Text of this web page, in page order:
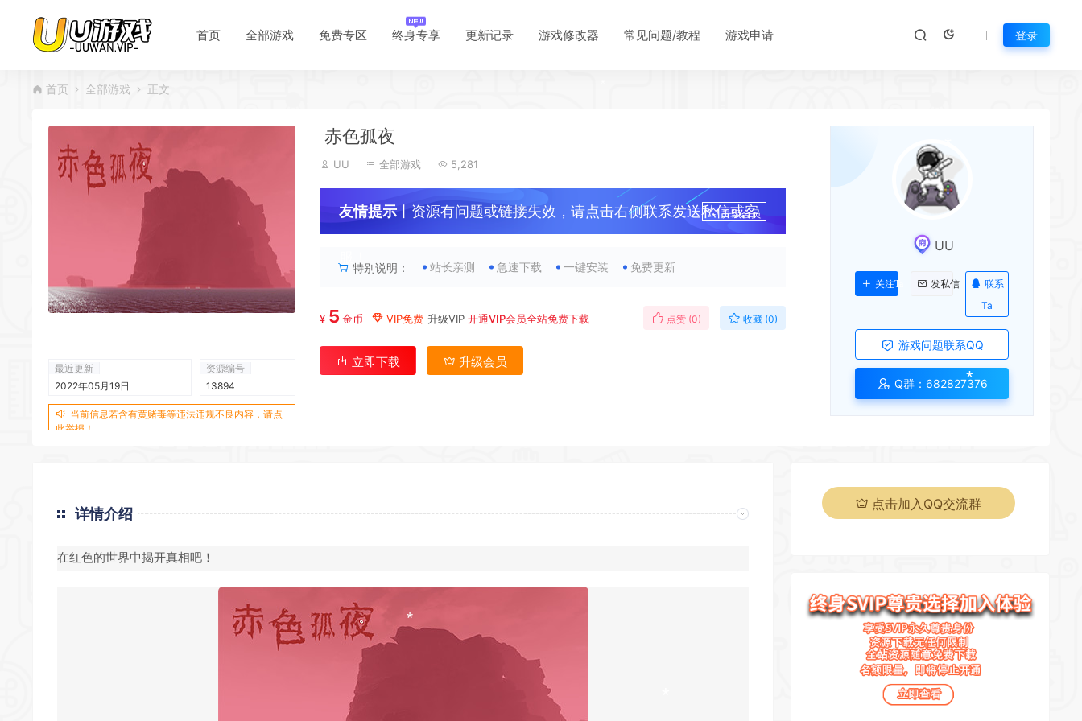
首页 全部游戏 免费专区 终身专享 更新记录 游戏修改器 常见问题/教程 游戏申请 登录
首页 全部游戏 正文
最近更新
2022年05月19日
资源编号
13894
当前信息若含有黄赌毒等违法违规不良内容，请点
此举报！
赤色孤夜
UU 全部游戏 5,281
友情提示丨资源有问题或链接失效，请点击右侧联系发送私信或客
升级会员
特别说明： 站长亲测 急速下载 一键安装 免费更新
¥ 5 金币 VIP免费 升级VIP 开通VIP会员全站免费下载 点赞 (0) 收藏 (0)
立即下载 升级会员
UU
关注Ta 发私信
联系
Ta
游戏问题联系QQ
Q群：682827376
详情介绍
在红色的世界中揭开真相吧！
点击加入QQ交流群
*
*
*